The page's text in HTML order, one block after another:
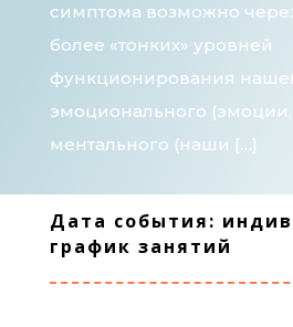
симптома возможно
более «тонких» уровней
функционирования
эмоционального (эмоции,
ментального (наши […]
Дата события:
график занятий